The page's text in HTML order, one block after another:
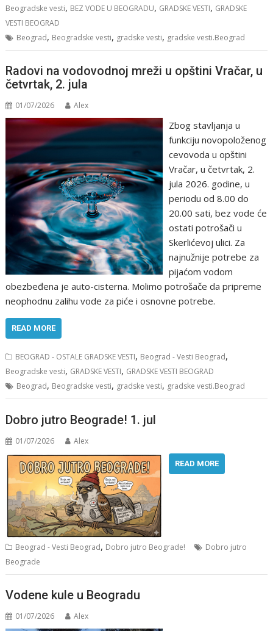
Beogradske vesti, BEZ VODE U BEOGRADU, GRADSKE VESTI, GRADSKE
VESTI BEOGRAD
Beograd, Beogradske vesti, gradske vesti, gradske vesti.Beograd
Radovi na vodovodnoj mreži u opštini Vračar, u
četvrtak, 2. jula
01/07/2026 Alex
Zbog stavljanja u
funkciju novopoloženog
cevovoda u opštini
Vračar, u četvrtak, 2.
jula 2026. godine, u
periodu od 8.00 do
20.00 sati, bez vode će
ostati potrošači u
Skerlićevoj ulici. Za
najnužnije potrebe za
pijaćom vodom
obezbeđena je auto-cisterna. Molimo potrošače da pripreme
neophodnu zalihu vode za piće i osnovne potrebe.
READ MORE
BEOGRAD - OSTALE GRADSKE VESTI, Beograd - Vesti Beograd,
Beogradske vesti, GRADSKE VESTI, GRADSKE VESTI BEOGRAD
Beograd, Beogradske vesti, gradske vesti, gradske vesti.Beograd
Dobro jutro Beograde! 1. jul
01/07/2026 Alex
READ MORE
Beograd - Vesti Beograd, Dobro jutro Beograde!
Dobro jutro
Beograde
Vodene kule u Beogradu
01/07/2026 Alex